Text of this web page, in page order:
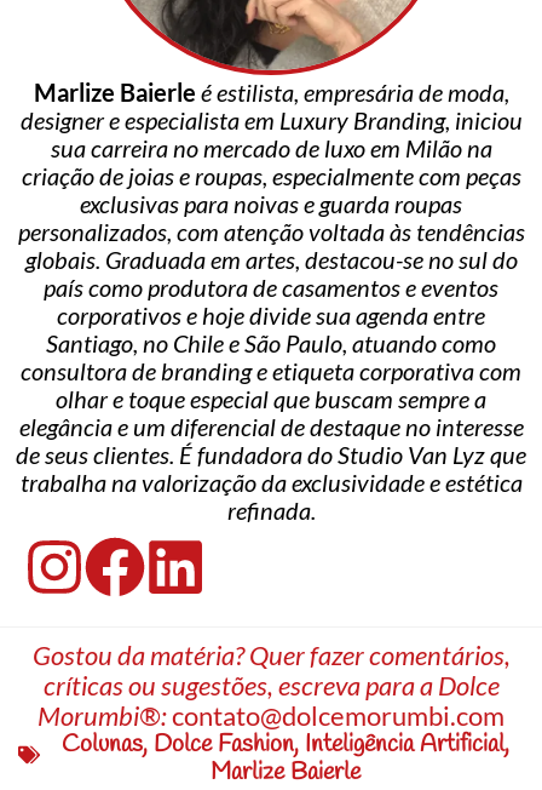
Marlize Baierle é estilista, empresária de moda,
designer e especialista em Luxury Branding, iniciou
sua carreira no mercado de luxo em Milão na
criação de joias e roupas, especialmente com peças
exclusivas para noivas e guarda roupas
personalizados, com atenção voltada às tendências
globais. Graduada em artes, destacou-se no sul do
país como produtora de casamentos e eventos
corporativos e hoje divide sua agenda entre
Santiago, no Chile e São Paulo, atuando como
consultora de branding e etiqueta corporativa com
olhar e toque especial que buscam sempre a
elegância e um diferencial de destaque no interesse
de seus clientes. É fundadora do Studio Van Lyz que
trabalha na valorização da exclusividade e estética
refinada.
Gostou da matéria? Quer fazer comentários,
críticas ou sugestões, escreva para a Dolce
Morumbi®:contato@dolcemorumbi.com
Colunas, Dolce Fashion, Inteligência Artificial,
Marlize Baierle